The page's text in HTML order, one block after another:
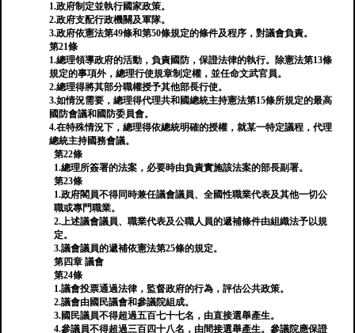
1.政府制定並執行國家政策。
2.政府支配行政機關及軍隊。
3.政府依憲法第49條和第50條規定的條件及程序，對議會負責。
第21條
1.總理領導政府的活動，負責國防，保證法律的執行。除憲法第13條
規定的事項外，總理行使規章制定權，並任命文武官員。
2.總理得將其部分職權授予其他部長行使。
3.如情況需要，總理得代理共和國總統主持憲法第15條所規定的最高
國防會議和國防委員會。
4.在特殊情況下，總理得依總統明確的授權，就某一特定議程，代理
總統主持國務會議。
第22條
1.總理所簽署的法案，必要時由負責實施該法案的部長副署。
第23條
1.政府閣員不得同時兼任議會議員、全國性職業代表及其他一切公
職或專門職業。
2.上述議會議員、職業代表及公職人員的遞補條件由組織法予以規
定。
3.議會議員的遞補依憲法第25條的規定。
第四章 議會
第24條
1.議會投票通過法律，監督政府的行為，評估公共政策。
2.議會由國民議會和參議院組成。
3.國民議員不得超過五百七十七名，由直接選舉產生。
4.參議員不得超過三百四十八名，由間接選舉產生。參議院應保證